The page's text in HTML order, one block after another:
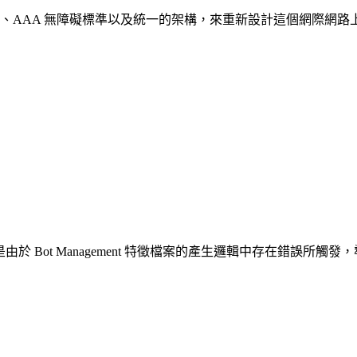
AAA 無障礙標準以及統一的架構，來重新設計這個網際網路
於 Bot Management 特徵檔案的產生邏輯中存在錯誤所觸發